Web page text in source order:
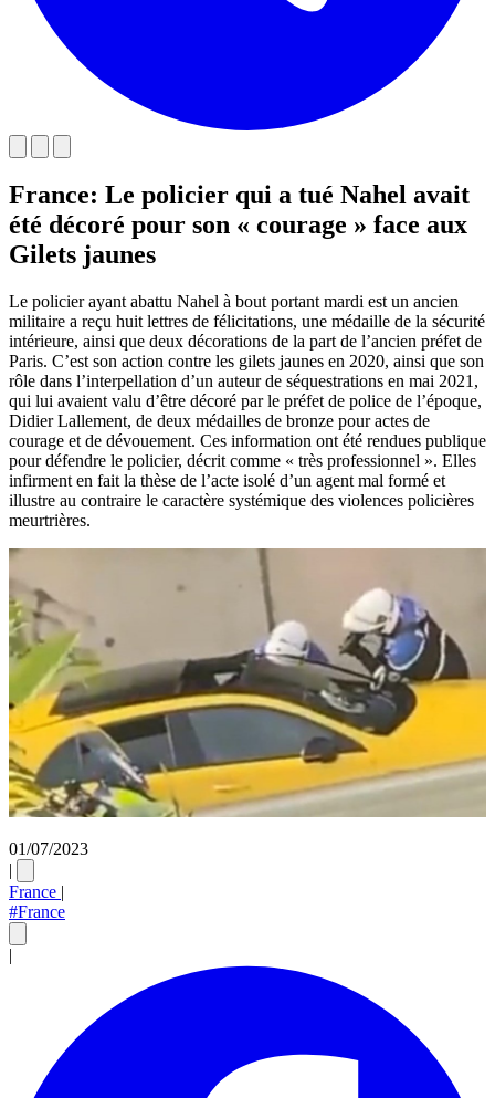
France: Le policier qui a tué Nahel avait
été décoré pour son « courage » face aux
Gilets jaunes
Le policier ayant abattu Nahel à bout portant mardi est un ancien
militaire a reçu huit lettres de félicitations, une médaille de la sécurité
intérieure, ainsi que deux décorations de la part de l’ancien préfet de
Paris. C’est son action contre les gilets jaunes en 2020, ainsi que son
rôle dans l’interpellation d’un auteur de séquestrations en mai 2021,
qui lui avaient valu d’être décoré par le préfet de police de l’époque,
Didier Lallement, de deux médailles de bronze pour actes de
courage et de dévouement. Ces information ont été rendues publique
pour défendre le policier, décrit comme « très professionnel ». Elles
infirment en fait la thèse de l’acte isolé d’un agent mal formé et
illustre au contraire le caractère systémique des violences policières
meurtrières.
01/07/2023
|
France |
#France
|